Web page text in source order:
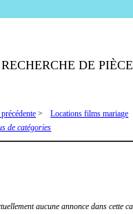
RECHERCHE DE
> Locations films mariage
Estafette
de catégories
aucune annonce dans cette